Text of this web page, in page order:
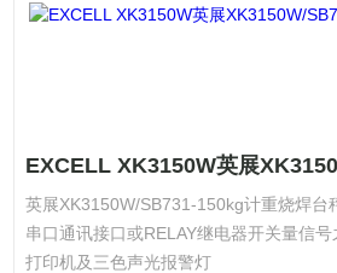
英展XK3150W/SB731-150kg计重烧焊台
串口通讯接口或RELAY继电器开关量信号
打印机及三色声光报警灯